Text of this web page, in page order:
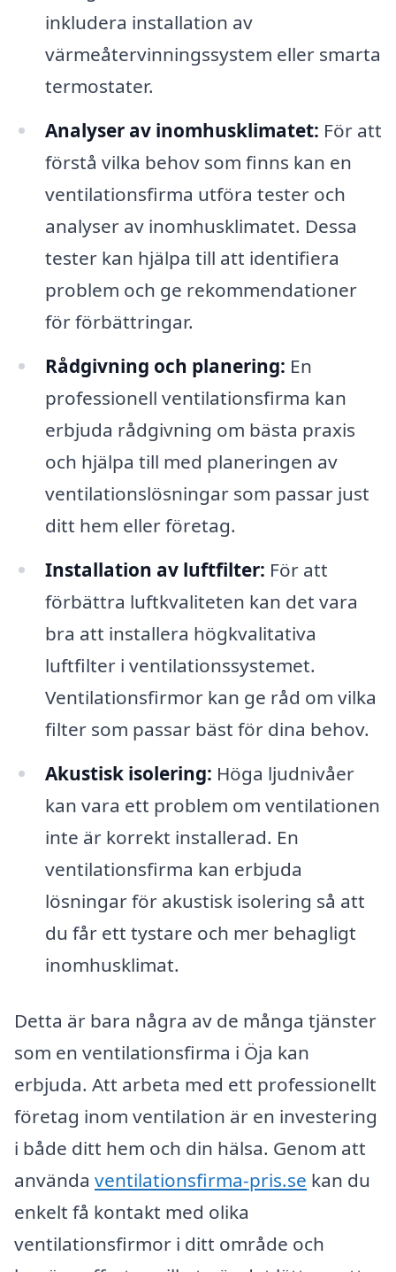
inkludera installation av
värmeåtervinningssystem eller smarta
termostater.
Analyser av inomhusklimatet: För att
förstå vilka behov som finns kan en
ventilationsfirma utföra tester och
analyser av inomhusklimatet. Dessa
tester kan hjälpa till att identifiera
problem och ge rekommendationer
för förbättringar.
Rådgivning och planering: En
professionell ventilationsfirma kan
erbjuda rådgivning om bästa praxis
och hjälpa till med planeringen av
ventilationslösningar som passar just
ditt hem eller företag.
Installation av luftfilter: För att
förbättra luftkvaliteten kan det vara
bra att installera högkvalitativa
luftfilter i ventilationssystemet.
Ventilationsfirmor kan ge råd om vilka
filter som passar bäst för dina behov.
Akustisk isolering: Höga ljudnivåer
kan vara ett problem om ventilationen
inte är korrekt installerad. En
ventilationsfirma kan erbjuda
lösningar för akustisk isolering så att
du får ett tystare och mer behagligt
inomhusklimat.
Detta är bara några av de många tjänster
som en ventilationsfirma i Öja kan
erbjuda. Att arbeta med ett professionellt
företag inom ventilation är en investering
i både ditt hem och din hälsa. Genom att
använda ventilationsfirma-pris.se kan du
enkelt få kontakt med olika
ventilationsfirmor i ditt område och